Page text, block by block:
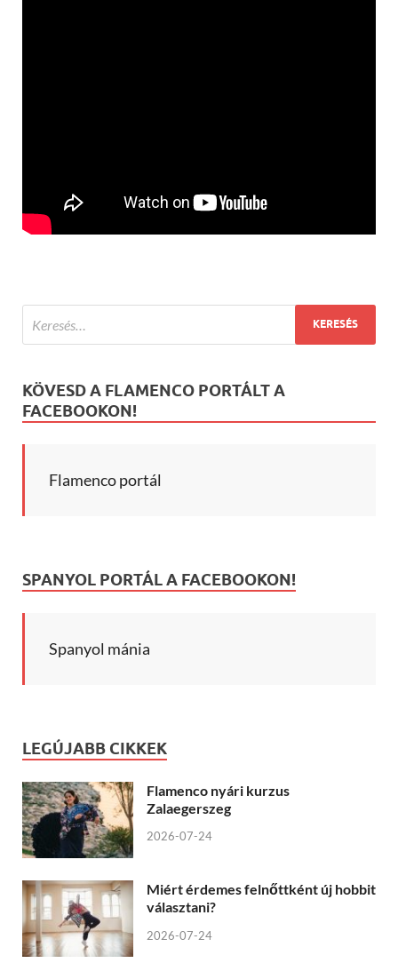
KÖVESD A FLAMENCO PORTÁLT A
FACEBOOKON!
Flamenco portál
SPANYOL PORTÁL A FACEBOOKON!
Spanyol mánia
LEGÚJABB CIKKEK
Flamenco nyári kurzus
Zalaegerszeg
2026-07-24
Miért érdemes felnőttként új hobbit
választani?
2026-07-24